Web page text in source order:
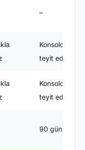
–
Konsoloslukla
teyit ediniz
Konsoloslukla
teyit ediniz
90 gün